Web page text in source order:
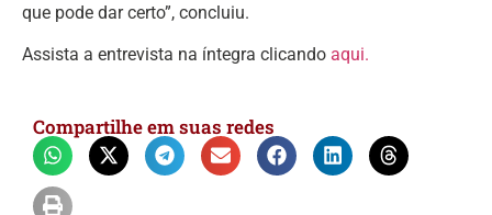
que pode dar certo”, concluiu.
Assista a entrevista na íntegra clicando aqui.
Compartilhe em suas redes